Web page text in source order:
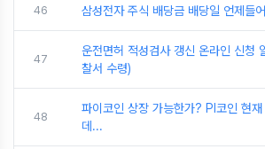
46 삼성전자 주식 배당금 배당일 언제들
47
운전면허 적성검사 갱신 온라인 신청
찰서 수령)
48
파이코인 상장 가능한가? PI코인 현
데...